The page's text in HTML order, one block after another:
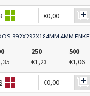
€0,00
392X292X184MM 4MM
250 500
€1,23 €1,06
€0,00